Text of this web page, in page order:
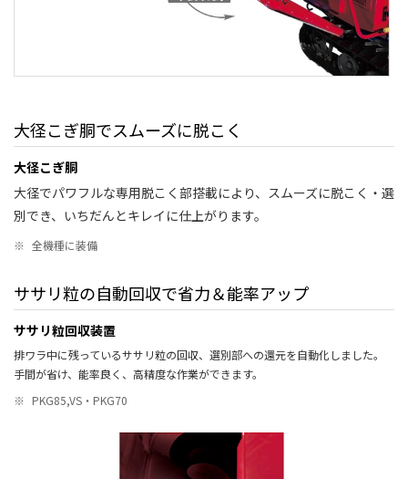
大径こぎ胴でスムーズに脱こく
大径こぎ胴
大径でパワフルな専用脱こく部搭載により、スムーズに脱こく・選
別でき、いちだんとキレイに仕上がります。
※ 全機種に装備
ササリ粒の自動回収で省力＆能率アップ
ササリ粒回収装置
排ワラ中に残っているササリ粒の回収、選別部への還元を自動化しました。
手間が省け、能率良く、高精度な作業ができます。
※ PKG85,VS・PKG70